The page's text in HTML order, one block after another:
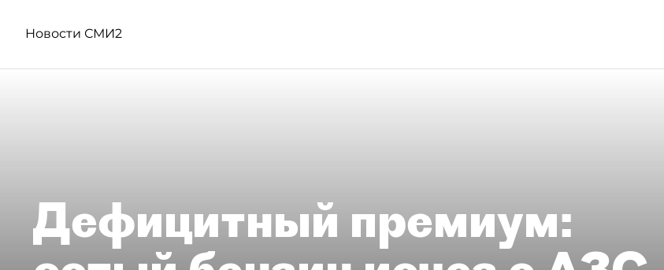
Новости СМИ2
Дефицитный премиум: